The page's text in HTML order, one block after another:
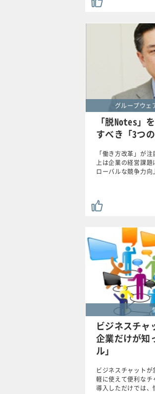
グループウェ
「脱Notes」
すべき「3つの
「働き方改革」が
上は企業の経営課
ローバルな競争力
ビジネスチャ
企業だけが知
ル」
ビジネスチャット
軽に使えて便利な
導入しただけでは